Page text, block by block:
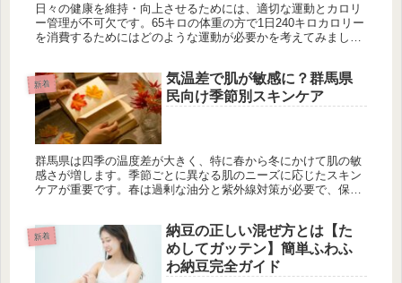
日々の健康を維持・向上させるためには、適切な運動とカロリ
ー管理が不可欠です。65キロの体重の方で1日240キロカロリー
を消費するためにはどのような運動が必要かを考えてみましょ
新着
気温差で肌が敏感に？群馬県
民向け季節別スキンケア
群馬県は四季の温度差が大きく、特に春から冬にかけて肌の敏
感さが増します。季節ごとに異なる肌のニーズに応じたスキン
ケアが重要です。春は過剰な油分と紫外線対策が必要で、保湿
策として強い保湿と角質ケア、抗老化成分の使用が勧められま
す。冬は深層保湿が必須で、外的刺激から肌を守るケアが大切
です。群馬県民が美しい肌を保つための具体的なスキンケア方
法を紹介します。
新着
納豆の正しい混ぜ方とは【た
めしてガッテン】簡単ふわふ
わ納豆完全ガイド